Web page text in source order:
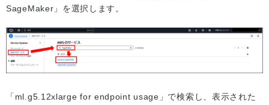
SageMaker」を選択します。
「ml.g5.12xlarge for endpoint usage」で検索し、表示された